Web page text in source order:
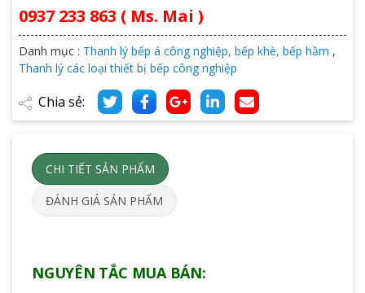
0937 233 863 ( Ms. Mai )
Danh mục : Thanh lý bếp á công nghiệp, bếp khè, bếp hầm ,
Thanh lý các loại thiết bị bếp công nghiệp
Chia sẻ:
CHI TIẾT SẢN PHẨM
ĐÁNH GIÁ SẢN PHẨM
NGUYÊN TẮC MUA BÁN: